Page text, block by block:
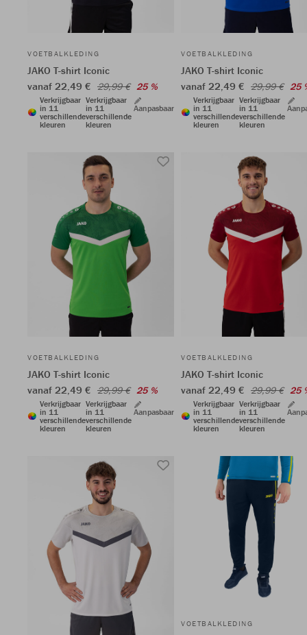
VOETBALKLEDING
JAKO T-shirt Iconic
vanaf 22,49 € 29,99 € 25 %
Verkrijgbaar
in 11
verschillende
kleuren
Verkrijgbaar
in 11
verschillende
kleuren
Aanpasbaar
VOETBALKLEDING
JAKO T-shirt Iconic
vanaf 22,49 € 29,99 € 25
Verkrijgbaar
in 11
verschillende
kleuren
Verkrijgbaar
in 11
verschillende
kleuren
VOETBALKLEDING
JAKO T-shirt Iconic
vanaf 22,49 € 29,99 € 25 %
Verkrijgbaar
in 11
verschillende
kleuren
Verkrijgbaar
in 11
verschillende
kleuren
Aanpasbaar
VOETBALKLEDING
JAKO T-shirt Iconic
vanaf 22,49 € 29,99 € 25
Verkrijgbaar
in 11
verschillende
kleuren
Verkrijgbaar
in 11
verschillende
kleuren
VOETBALKLEDING